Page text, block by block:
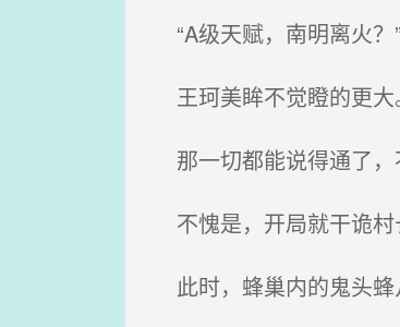
“A级天赋，南明离火？”
王珂美眸不觉瞪的更大
那一切都能说得通了，
不愧是，开局就干诡村
此时，蜂巢内的鬼头蜂